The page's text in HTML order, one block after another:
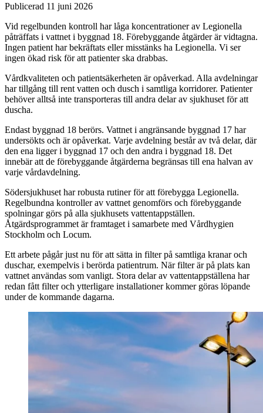
Publicerad 11 juni 2026
Vid regelbunden kontroll har låga koncentrationer av Legionella
påträffats i vattnet i byggnad 18. Förebyggande åtgärder är vidtagna.
Ingen patient har bekräftats eller misstänks ha Legionella. Vi ser
ingen ökad risk för att patienter ska drabbas.
Vårdkvaliteten och patientsäkerheten är opåverkad. Alla avdelningar
har tillgång till rent vatten och dusch i samtliga korridorer. Patienter
behöver alltså inte transporteras till andra delar av sjukhuset för att
duscha.
Endast byggnad 18 berörs. Vattnet i angränsande byggnad 17 har
undersökts och är opåverkat. Varje avdelning består av två delar, där
den ena ligger i byggnad 17 och den andra i byggnad 18. Det
innebär att de förebyggande åtgärderna begränsas till ena halvan av
varje vårdavdelning.
Södersjukhuset har robusta rutiner för att förebygga Legionella.
Regelbundna kontroller av vattnet genomförs och förebyggande
spolningar görs på alla sjukhusets vattentappställen.
Åtgärdsprogrammet är framtaget i samarbete med Vårdhygien
Stockholm och Locum.
Ett arbete pågår just nu för att sätta in filter på samtliga kranar och
duschar, exempelvis i berörda patientrum. När filter är på plats kan
vattnet användas som vanligt. Stora delar av vattentappställena har
redan fått filter och ytterligare installationer kommer göras löpande
under de kommande dagarna.